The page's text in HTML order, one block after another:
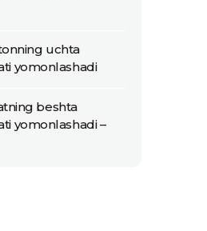
uchta
yomonlashadi
beshta
yomonlashadi –